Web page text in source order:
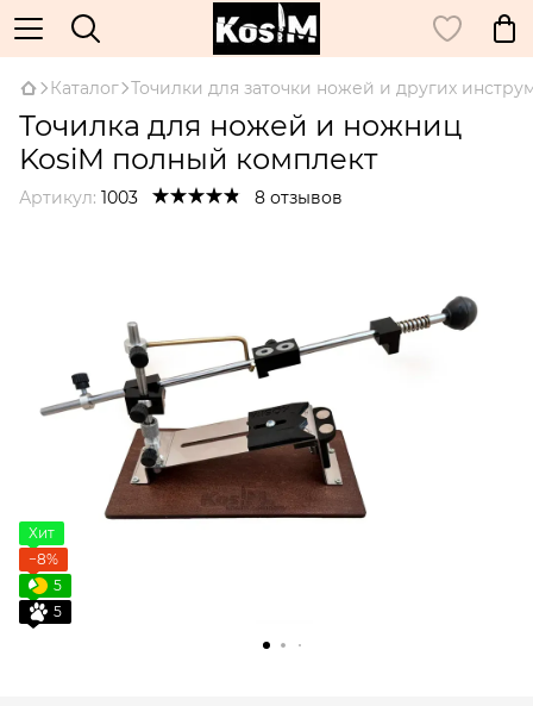
Каталог Точилки для заточки ножей и других
Точилка для ножей и ножниц
KosiM полный комплект
Артикул: 1003 8 отзывов
Хит
−8%
5
5